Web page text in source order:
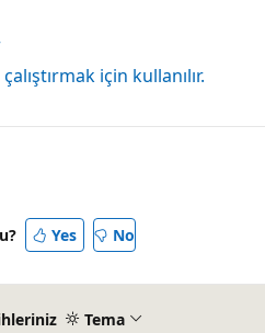
için kullanılır.
Yes No
Tema